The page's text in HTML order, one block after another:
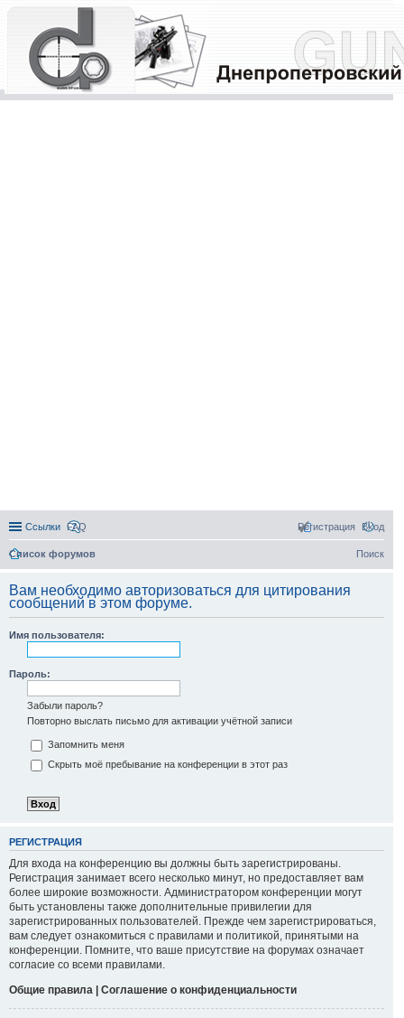
Ссылки FAQ Вход
Регистрация
Список форумов Поиск
Вам необходимо авторизоваться для цитирования
сообщений в этом форуме.
Имя пользователя:
Пароль:
Забыли пароль?
Повторно выслать письмо для активации учётной записи
Запомнить меня
Скрыть моё пребывание на конференции в этот раз
РЕГИСТРАЦИЯ
Для входа на конференцию вы должны быть зарегистрированы.
Регистрация занимает всего несколько минут, но предоставляет вам
более широкие возможности. Администратором конференции могут
быть установлены также дополнительные привилегии для
зарегистрированных пользователей. Прежде чем зарегистрироваться,
вам следует ознакомиться с правилами и политикой, принятыми на
конференции. Помните, что ваше присутствие на форумах означает
согласие со всеми правилами.
Общие правила | Соглашение о конфиденциальности